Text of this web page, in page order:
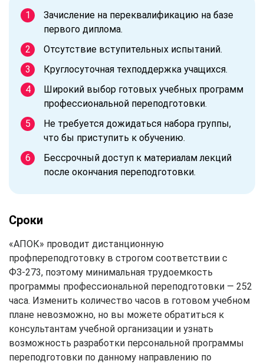
Зачисление на переквалификацию на базе
первого диплома.
Отсутствие вступительных испытаний.
Круглосуточная техподдержка учащихся.
Широкий выбор готовых учебных программ
профессиональной переподготовки.
Не требуется дожидаться набора группы,
что бы приступить к обучению.
Бессрочный доступ к материалам лекций
после окончания переподготовки.
Сроки
«АПОК» проводит дистанционную
профпереподготовку в строгом соответствии с
ФЗ-273, поэтому минимальная трудоемкость
программы профессиональной переподготовки — 252
часа. Изменить количество часов в готовом учебном
плане невозможно, но вы можете обратиться к
консультантам учебной организации и узнать
возможность разработки персональной программы
переподготовки по данному направлению по